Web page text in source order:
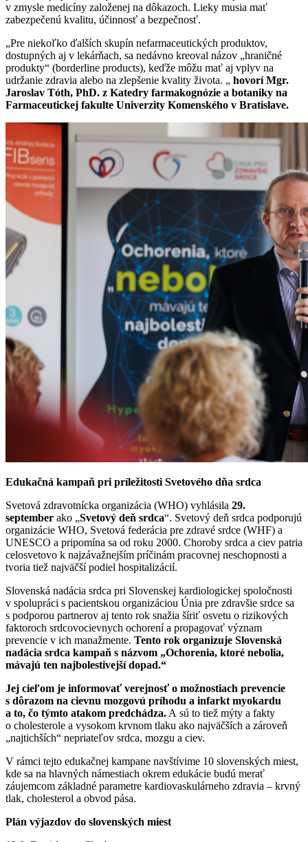
v zmysle medicíny založenej na dôkazoch. Lieky musia mať
zabezpečenú kvalitu, účinnosť a bezpečnosť.
„Pre niekoľko ďalších skupín nefarmaceutických produktov,
dostupných aj v lekárňach, sa nedávno kreoval názov „hraničné
produkty“ (borderline products), keďže môžu mať aj vplyv na
udržanie zdravia alebo na zlepšenie kvality života. „ hovorí Mgr.
Jaroslav Tóth, PhD. z Katedry farmakognózie a botaniky na
Farmaceutickej fakulte Univerzity Komenského v Bratislave.
Edukačná kampaň pri príležitosti Svetového dňa srdca
Svetová zdravotnícka organizácia (WHO) vyhlásila 29.
september ako „Svetový deň srdca“. Svetový deň srdca podporujú
organizácie WHO, Svetová federácia pre zdravé srdce (WHF) a
UNESCO a pripomína sa od roku 2000. Choroby srdca a ciev patria
celosvetovo k najzávažnejším príčinám pracovnej neschopnosti a
tvoria tiež najväčší podiel hospitalizácií.
Slovenská nadácia srdca pri Slovenskej kardiologickej spoločnosti
v spolupráci s pacientskou organizáciou Únia pre zdravšie srdce sa
s podporou partnerov aj tento rok snažia šíriť osvetu o rizikových
faktoroch srdcovocievnych ochorení a propagovať význam
prevencie v ich manažmente. Tento rok organizuje Slovenská
nadácia srdca kampaň s názvom „Ochorenia, ktoré nebolia,
mávajú ten najbolestivejší dopad.“
Jej cieľom je informovať verejnosť o možnostiach prevencie
s dôrazom na cievnu mozgovú príhodu a infarkt myokardu
a to, čo týmto atakom predchádza.A sú to tiež mýty a fakty
o cholesterole a vysokom krvnom tlaku ako najväčších a zároveň
„najtichších“ nepriateľov srdca, mozgu a ciev.
V rámci tejto edukačnej kampane navštívime 10 slovenských miest,
kde sa na hlavných námestiach okrem edukácie budú merať
záujemcom základné parametre kardiovaskulárneho zdravia – krvný
tlak, cholesterol a obvod pása.
Plán výjazdov do slovenských miest